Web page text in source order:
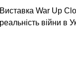
Виставка War Up
реальність війни в